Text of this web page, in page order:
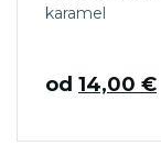
karamel
od 14,00 €